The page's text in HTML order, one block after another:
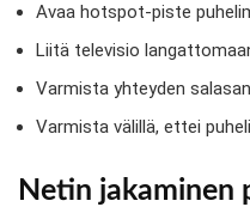
Avaa hotspot-piste
Liitä televisio
Varmista yhteyden
Varmista välillä, ettei
Netin jakaminen